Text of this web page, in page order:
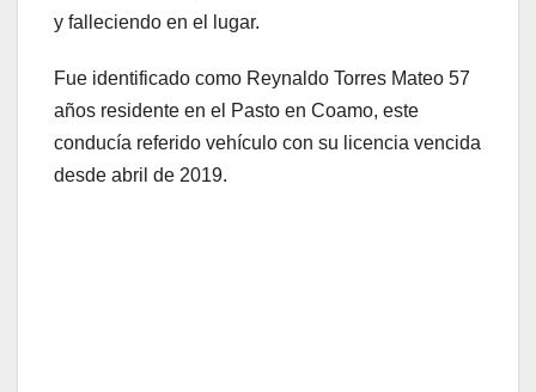
y falleciendo en el lugar.
Fue identificado como Reynaldo Torres Mateo 57
años residente en el Pasto en Coamo, este
conducía referido vehículo con su licencia vencida
desde abril de 2019.